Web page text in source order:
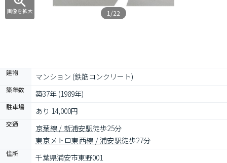
画像を拡大 1/22
建物 マンション (鉄筋コンクリート)
築年数 築37年 (1989年)
駐車場 あり 14,000円
交通 京葉線 / 新浦安駅徒歩25分
東京メトロ東西線 / 浦安駅徒歩27分
住所 千葉県浦安市東野001